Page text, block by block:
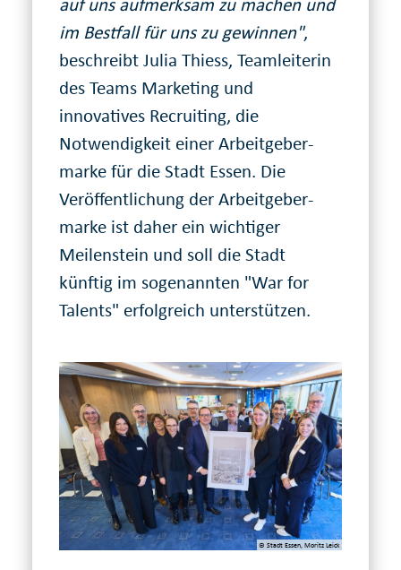
im Bestfall für uns zu gewinnen",
beschreibt Julia Thiess, Team­leiterin
des Teams Marketing und
innovatives Recruiting, die
Notwendig­keit einer Arbeit­geber­
marke für die Stadt Essen. Die
Veröffentlichung der Arbeit­geber­
marke ist daher ein wichtiger
Meilen­stein und soll die Stadt
künftig im so­ge­nannten "War for
Talents" erfolg­reich unterstützen.
© Stadt Essen, Moritz Leick